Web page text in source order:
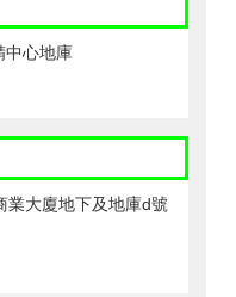
中心地庫
業大廈地下及地庫d號